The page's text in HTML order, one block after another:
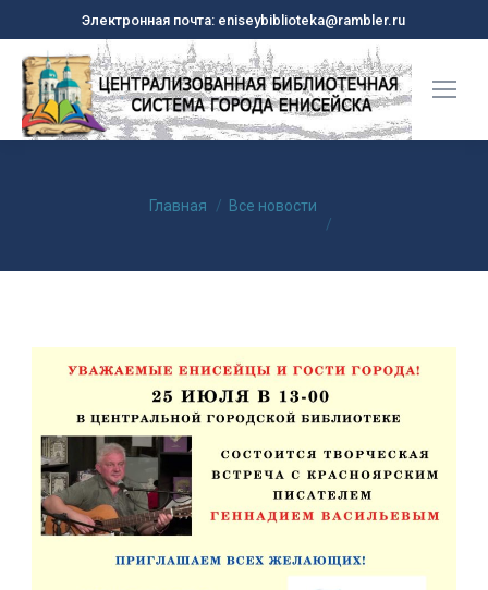
Электронная почта: eniseybiblioteka@rambler.ru
Вы здесь:
Главная Все новости